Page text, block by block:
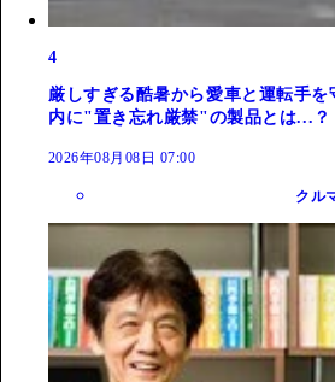
4
厳しすぎる酷暑から愛車と運転手
内に"置き忘れ厳禁"の製品とは...？
2026年08月08日 07:00
クル